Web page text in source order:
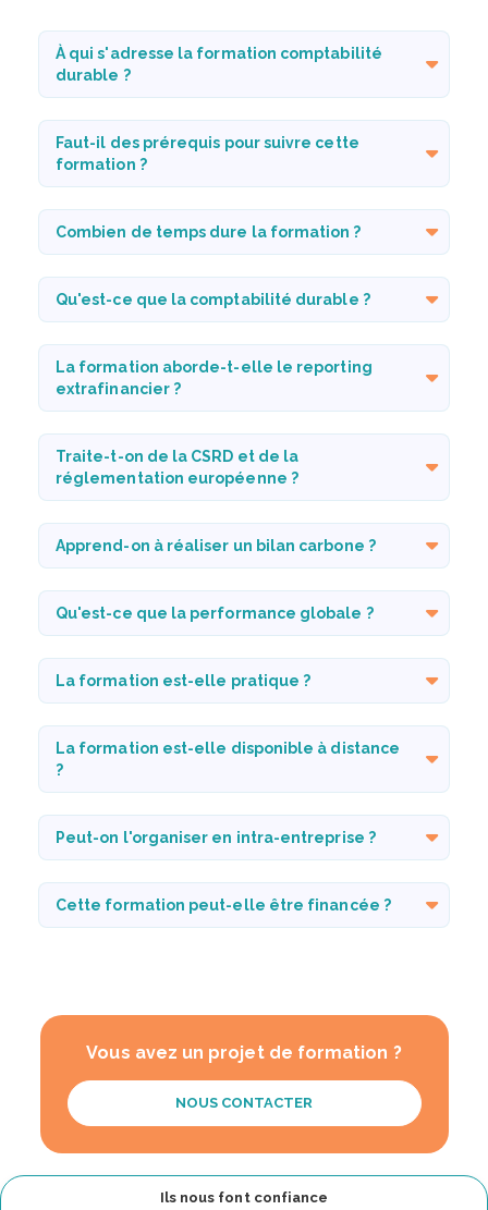
À qui s'adresse la formation comptabilité
durable ?
Faut-il des prérequis pour suivre cette
formation ?
Combien de temps dure la formation ?
Qu'est-ce que la comptabilité durable ?
La formation aborde-t-elle le reporting
extrafinancier ?
Traite-t-on de la CSRD et de la
réglementation européenne ?
Apprend-on à réaliser un bilan carbone ?
Qu'est-ce que la performance globale ?
La formation est-elle pratique ?
La formation est-elle disponible à distance
?
Peut-on l'organiser en intra-entreprise ?
Cette formation peut-elle être financée ?
Vous avez un projet de formation ?
NOUS CONTACTER
Ils nous font confiance